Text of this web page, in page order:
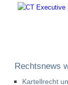
Rechtsnews
Kartellrecht